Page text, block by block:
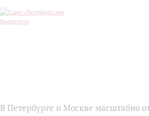
В Петербурге и Москве масштабно